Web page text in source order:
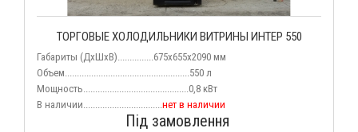
ТОРГОВЫЕ ХОЛОДИЛЬНИКИ ВИТРИНЫ ИНТЕР 550
Габариты (ДхШхВ)...............675х655х2090 мм
Объем....................................................550 л
Мощность............................................0,8 кВт
В наличии.................................нет в наличии
Під замовлення